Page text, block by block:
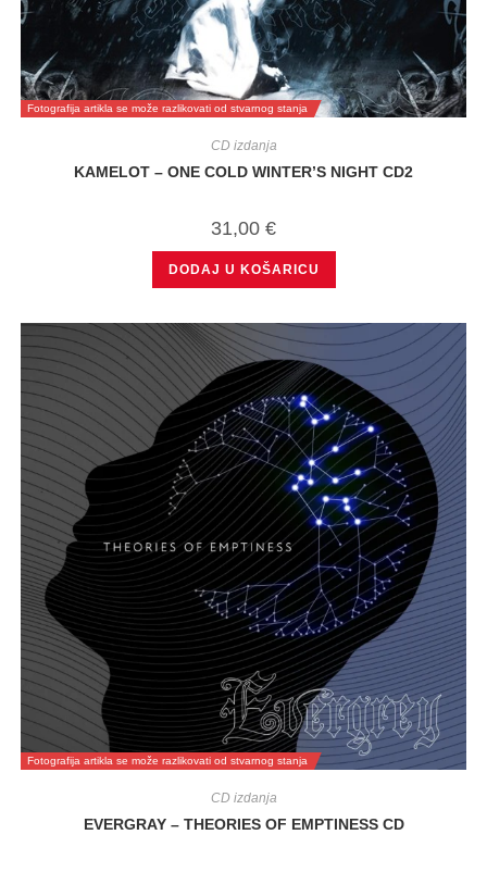
Fotografija artikla se može razlikovati od stvarnog stanja
CD izdanja
KAMELOT – ONE COLD WINTER’S NIGHT CD2
31,00 €
DODAJ U KOŠARICU
Fotografija artikla se može razlikovati od stvarnog stanja
CD izdanja
EVERGRAY – THEORIES OF EMPTINESS CD